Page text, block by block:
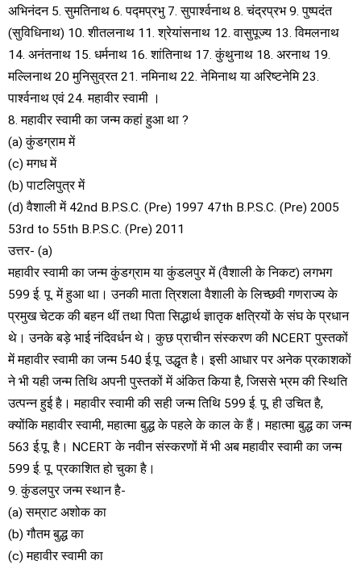
अभिनंदन 5. सुमतिनाथ 6. पद्मप्रभु 7. सुपार्श्वनाथ 8. चंद्रप्रभ 9. पुष्पदंत
(सुविधिनाथ) 10. शीतलनाथ 11. श्रेयांसनाथ 12. वासुपूज्य 13. विमलनाथ
14. अनंतनाथ 15. धर्मनाथ 16. शांतिनाथ 17. कुंथुनाथ 18. अरनाथ 19.
मल्लिनाथ 20 मुनिसुव्रत 21. नमिनाथ 22. नेमिनाथ या अरिष्टनेमि 23.
पार्श्वनाथ एवं 24. महावीर स्वामी ।
8. महावीर स्वामी का जन्म कहां हुआ था ?
(a) कुंडग्राम में
(c) मगध में
(b) पाटलिपुत्र में
(d) वैशाली में 42nd B.P.S.C. (Pre) 1997 47th B.P.S.C. (Pre) 2005
53rd to 55th B.P.S.C. (Pre) 2011
उत्तर- (a)
महावीर स्वामी का जन्म कुंडग्राम या कुंडलपुर में (वैशाली के निकट) लगभग
599 ई. पू. में हुआ था। उनकी माता त्रिशला वैशाली के लिच्छवी गणराज्य के
प्रमुख चेटक की बहन थीं तथा पिता सिद्धार्थ ज्ञातृक क्षत्रियों के संघ के प्रधान
थे। उनके बड़े भाई नंदिवर्धन थे। कुछ प्राचीन संस्करण की NCERT पुस्तकों
में महावीर स्वामी का जन्म 540 ई.पू. उद्धृत है। इसी आधार पर अनेक प्रकाशकों
ने भी यही जन्म तिथि अपनी पुस्तकों में अंकित किया है, जिससे भ्रम की स्थिति
उत्पन्न हुई है। महावीर स्वामी की सही जन्म तिथि 599 ई. पू. ही उचित है,
क्योंकि महावीर स्वामी, महात्मा बुद्ध के पहले के काल के हैं। महात्मा बुद्ध का जन्म
563 ई.पू. है। NCERT के नवीन संस्करणों में भी अब महावीर स्वामी का जन्म
599 ई. पू. प्रकाशित हो चुका है।
9. कुंडलपुर जन्म स्थान है-
(a) सम्राट अशोक का
(b) गौतम बुद्ध का
(c) महावीर स्वामी का